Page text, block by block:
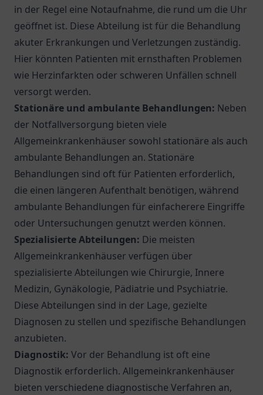
in der Regel eine Notaufnahme, die rund um die Uhr
geöffnet ist. Diese Abteilung ist für die Behandlung
akuter Erkrankungen und Verletzungen zuständig.
Hier könnten Patienten mit ernsthaften Problemen
wie Herzinfarkten oder schweren Unfällen schnell
versorgt werden.
Stationäre und ambulante Behandlungen: Neben
der Notfallversorgung bieten viele
Allgemeinkrankenhäuser sowohl stationäre als auch
ambulante Behandlungen an. Stationäre
Behandlungen sind oft für Patienten erforderlich,
die einen längeren Aufenthalt benötigen, während
ambulante Behandlungen für einfacherere Eingriffe
oder Untersuchungen genutzt werden können.
Spezialisierte Abteilungen: Die meisten
Allgemeinkrankenhäuser verfügen über
spezialisierte Abteilungen wie Chirurgie, Innere
Medizin, Gynäkologie, Pädiatrie und Psychiatrie.
Diese Abteilungen sind in der Lage, gezielte
Diagnosen zu stellen und spezifische Behandlungen
anzubieten.
Diagnostik: Vor der Behandlung ist oft eine
Diagnostik erforderlich. Allgemeinkrankenhäuser
bieten verschiedene diagnostische Verfahren an,